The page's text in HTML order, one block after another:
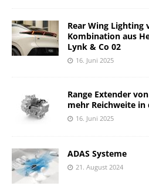
Rear Wing Lighting
Kombination aus
Lynk & Co 02
16. Juni 2025
Range Extender
mehr Reichweite
16. Juni 2025
ADAS Systeme
21. August 2024